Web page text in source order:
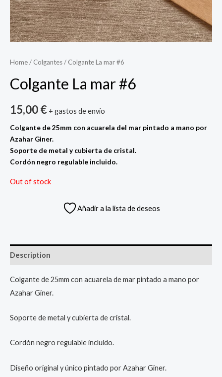
Home/ Colgantes/ Colgante La mar #6
Colgante La mar #6
15,00€ + gastos de envío
Colgante de 25mm con acuarela del mar pintado a mano por
Azahar Giner.
Soporte de metal y cubierta de cristal.
Cordón negro regulable incluido.
Out of stock
Añadir a la lista de deseos
Description
Colgante de 25mm con acuarela de mar pintado a mano por
Azahar Giner.
Soporte de metal y cubierta de cristal.
Cordón negro regulable incluido.
Diseño original y único pintado por Azahar Giner.